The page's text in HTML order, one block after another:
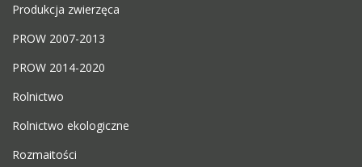
Produkcja zwierzęca
PROW 2007-2013
PROW 2014-2020
Rolnictwo
Rolnictwo ekologiczne
Rozmaitości